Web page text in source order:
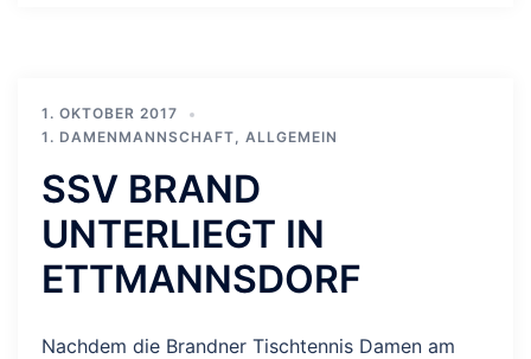
1. OKTOBER 2017
1. DAMENMANNSCHAFT, ALLGEMEIN
SSV BRAND
UNTERLIEGT IN
ETTMANNSDORF
Nachdem die Brandner Tischtennis Damen am